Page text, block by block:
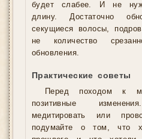
будет слабее. И не
длину. Достаточно
секущиеся волосы,
не количество
обновления.
Практические советы
Перед походом к
позитивные
медитировать или
подумайте о том, что